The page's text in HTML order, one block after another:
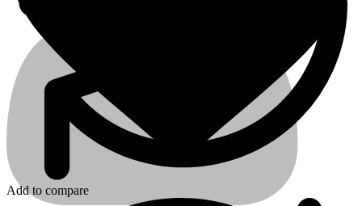
Add to compare